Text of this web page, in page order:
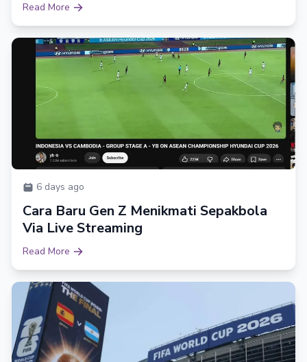
Read More
6 days ago
Cara Baru Gen Z Menikmati Sepakbola
Via Live Streaming
Read More